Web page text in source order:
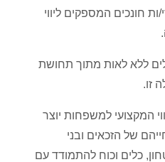
ות חונכים המספקים ליווי
ללא לאות מתוך תחושת
זו.
המקצועי למשפחות יוצר
של הזכאים ובני
כלים וכוח להתמודד עם